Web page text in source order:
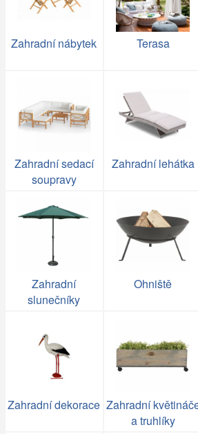
Zahradní nábytek Terasa
Zahradní sedací
soupravy
Zahradní lehátka
Zahradní
slunečníky
Ohniště
Zahradní dekorace Zahradní
a truhlíky